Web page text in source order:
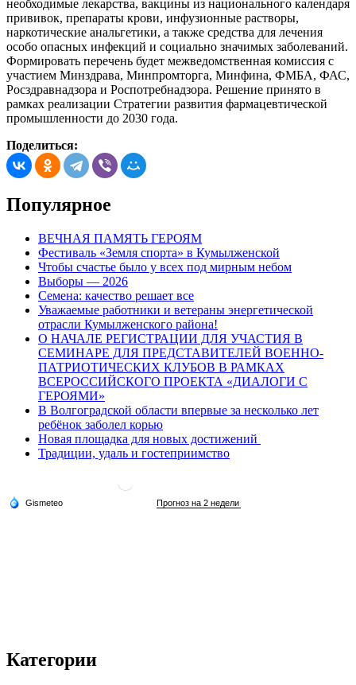
необходимые лекарства, вакцины из национального календаря
прививок, препараты крови, инфузионные растворы,
наркотические анальгетики, а также средства для лечения
особо опасных инфекций и социально значимых заболеваний.
Формировать перечень будет межведомственная комиссия с
участием Минздрава, Минпромторга, Минфина, ФМБА, ФАС,
Росздравнадзора и Роспотребнадзора. Решение принято в
рамках реализации Стратегии развития фармацевтической
промышленности до 2030 года.
Поделиться:
Популярное
ВЕЧНАЯ ПАМЯТЬ ГЕРОЯМ
Фестиваль «Земля спорта» в Кумылженской
Чтобы счастье было у всех под мирным небом
Выборы — 2026
Семена: качество решает все
Уважаемые работники и ветераны энергетической
отрасли Кумылженского района!
О НАЧАЛЕ РЕГИСТРАЦИИ ДЛЯ УЧАСТИЯ В
СЕМИНАРЕ ДЛЯ ПРЕДСТАВИТЕЛЕЙ ВОЕННО-
ПАТРИОТИЧЕСКИХ КЛУБОВ В РАМКАХ
ВСЕРОССИЙСКОГО ПРОЕКТА «ДИАЛОГИ С
ГЕРОЯМИ»
В Волгоградской области впервые за несколько лет
ребёнок заболел корью
Новая площадка для новых достижений
Традиции, удаль и гостеприимство
Категории